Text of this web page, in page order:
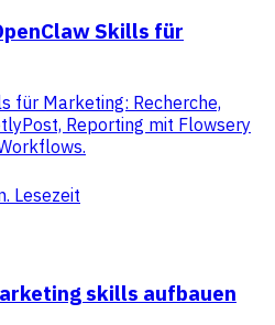
Skills für
für Marketing: Recherche,
Reporting mit Flowsery
Lesezeit
skills aufbauen